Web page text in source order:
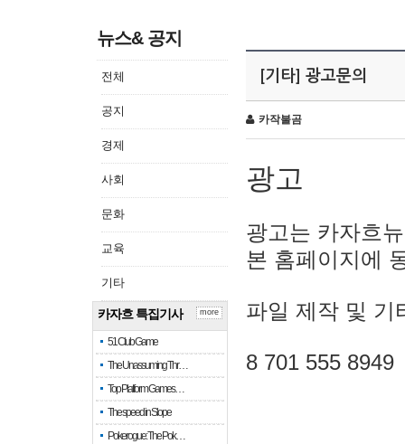
뉴스& 공지
전체
공지
경제
사회
문화
교육
기타
카자흐 특집기사
51 Club Game
The Unassuming Thr…
Top Platform Games…
The speed in Slope
Pokerogue: The Pok…
more
[기타] 광고문의
카작불곰
광고
광고는 카자흐
본 홈페이지에
파일 제작 및 기
8 701 555 8949